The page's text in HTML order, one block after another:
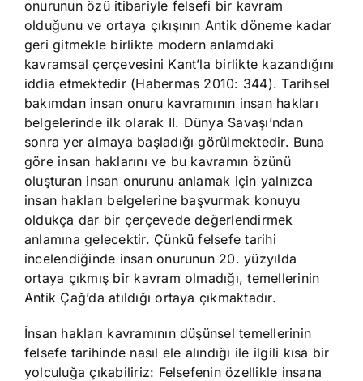
onurunun özü itibariyle felsefi bir kavram
olduğunu ve ortaya çıkışının Antik döneme kadar
geri gitmekle birlikte modern anlamdaki
kavramsal çerçevesini Kant’la birlikte kazandığını
iddia etmektedir (Habermas 2010: 344). Tarihsel
bakımdan insan onuru kavramının insan hakları
belgelerinde ilk olarak II. Dünya Savaşı’ndan
sonra yer almaya başladığı görülmektedir. Buna
göre insan haklarını ve bu kavramın özünü
oluşturan insan onurunu anlamak için yalnızca
insan hakları belgelerine başvurmak konuyu
oldukça dar bir çerçevede değerlendirmek
anlamına gelecektir. Çünkü felsefe tarihi
incelendiğinde insan onurunun 20. yüzyılda
ortaya çıkmış bir kavram olmadığı, temellerinin
Antik Çağ’da atıldığı ortaya çıkmaktadır.
İnsan hakları kavramının düşünsel temellerinin
felsefe tarihinde nasıl ele alındığı ile ilgili kısa bir
yolculuğa çıkabiliriz: Felsefenin özellikle insana